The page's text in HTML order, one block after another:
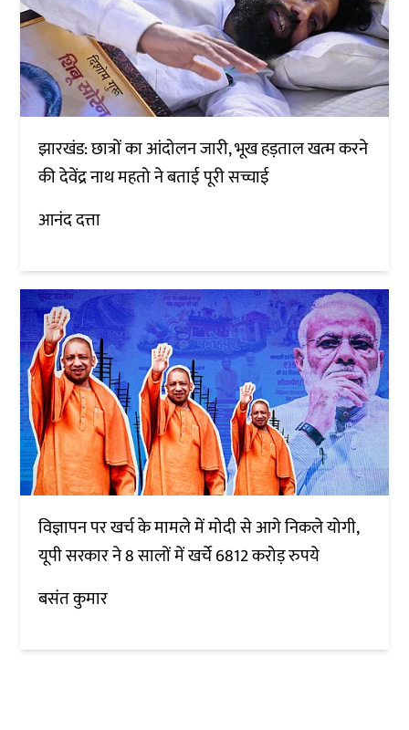
झारखंड: छात्रों का आंदोलन जारी, भूख हड़ताल खत्म करने
की देवेंद्र नाथ महतो ने बताई पूरी सच्चाई
आनंद दत्ता
विज्ञापन पर खर्च के मामले में मोदी से आगे निकले योगी,
यूपी सरकार ने 8 सालों में खर्चे 6812 करोड़ रुपये
बसंत कुमार